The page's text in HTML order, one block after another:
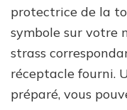
protectrice de la
symbole sur votre
strass
réceptacle fourni.
préparé, vous